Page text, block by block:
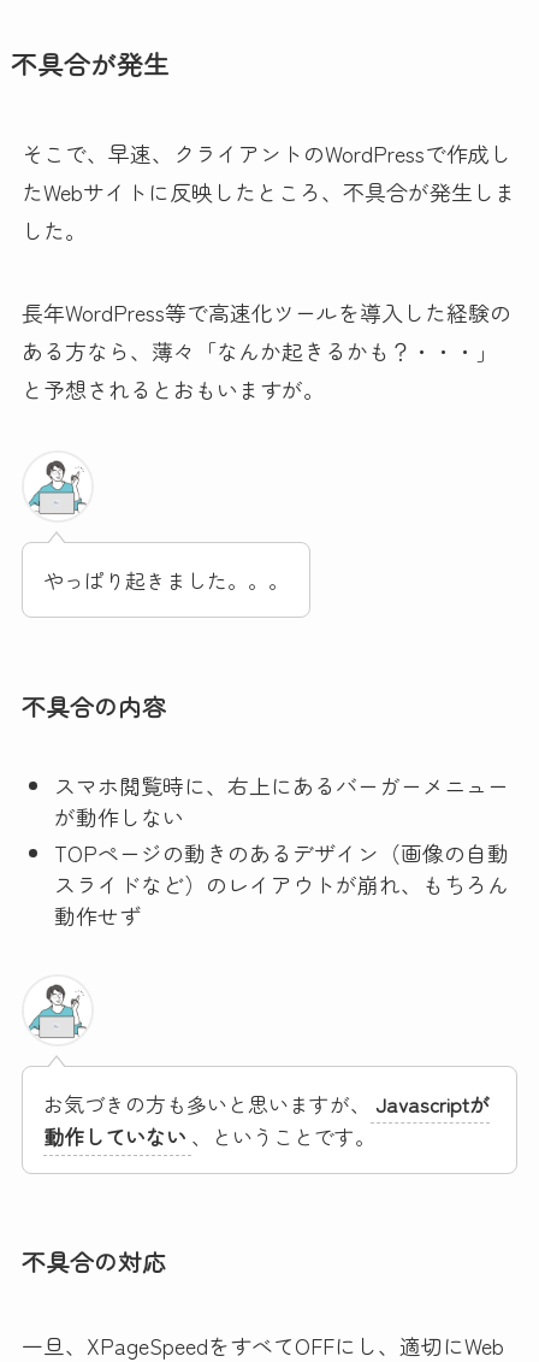
不具合が発生
そこで、早速、クライアントのWordPressで作成し
たWebサイトに反映したところ、不具合が発生しま
した。
長年WordPress等で高速化ツールを導入した経験の
ある方なら、薄々「なんか起きるかも？・・・」
と予想されるとおもいますが。
やっぱり起きました。。。
不具合の内容
スマホ閲覧時に、右上にあるバーガーメニュー
が動作しない
TOPページの動きのあるデザイン（画像の自動
スライドなど）のレイアウトが崩れ、もちろん
動作せず
お気づきの方も多いと思いますが、
Javascriptが
動作していない 、ということです。
不具合の対応
一旦、XPageSpeedをすべてOFFにし、適切にWeb